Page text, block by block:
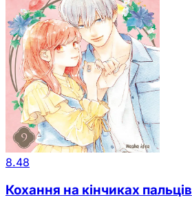
8.48
Кохання на кінчиках пальців